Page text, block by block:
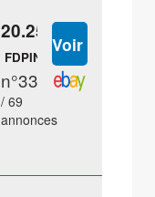
20.25 €
FDPIN
n°33
/ 69
annonces